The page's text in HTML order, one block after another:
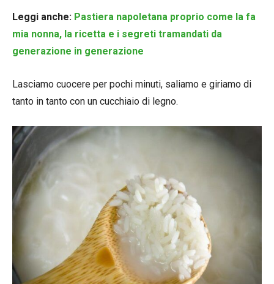
Leggi anche: Pastiera napoletana proprio come la fa
mia nonna, la ricetta e i segreti tramandati da
generazione in generazione
Lasciamo cuocere per pochi minuti, saliamo e giriamo di
tanto in tanto con un cucchiaio di legno.